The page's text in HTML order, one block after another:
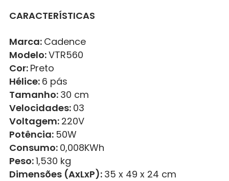
CARACTERÍSTICAS
Marca: Cadence
Modelo:VTR560
Cor: Preto
Hélice: 6 pás
Tamanho: 30 cm
Velocidades: 03
Voltagem: 220V
Potência: 50W
Consumo: 0,008KWh
Peso:1,530 kg
Dimensões (AxLxP): 35 x 49 x 24 cm